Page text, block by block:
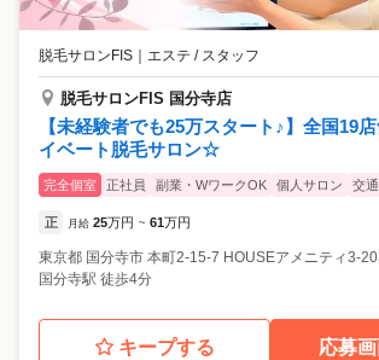
脱毛サロンFIS エステ / スタッフ
脱毛サロンFIS 国分寺店
【未経験者でも25万スタート♪】全国19
イベート脱毛サロン☆
完全個室 正社員 副業・WワークOK 個人サロン 交
正 月給 25万円 ~ 61万円
東京都 国分寺市 本町2-15-7 HOUSEアメニティ3-
国分寺駅 徒歩4分
キープする 応募